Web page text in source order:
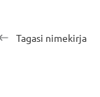
Tagasi nimekirja